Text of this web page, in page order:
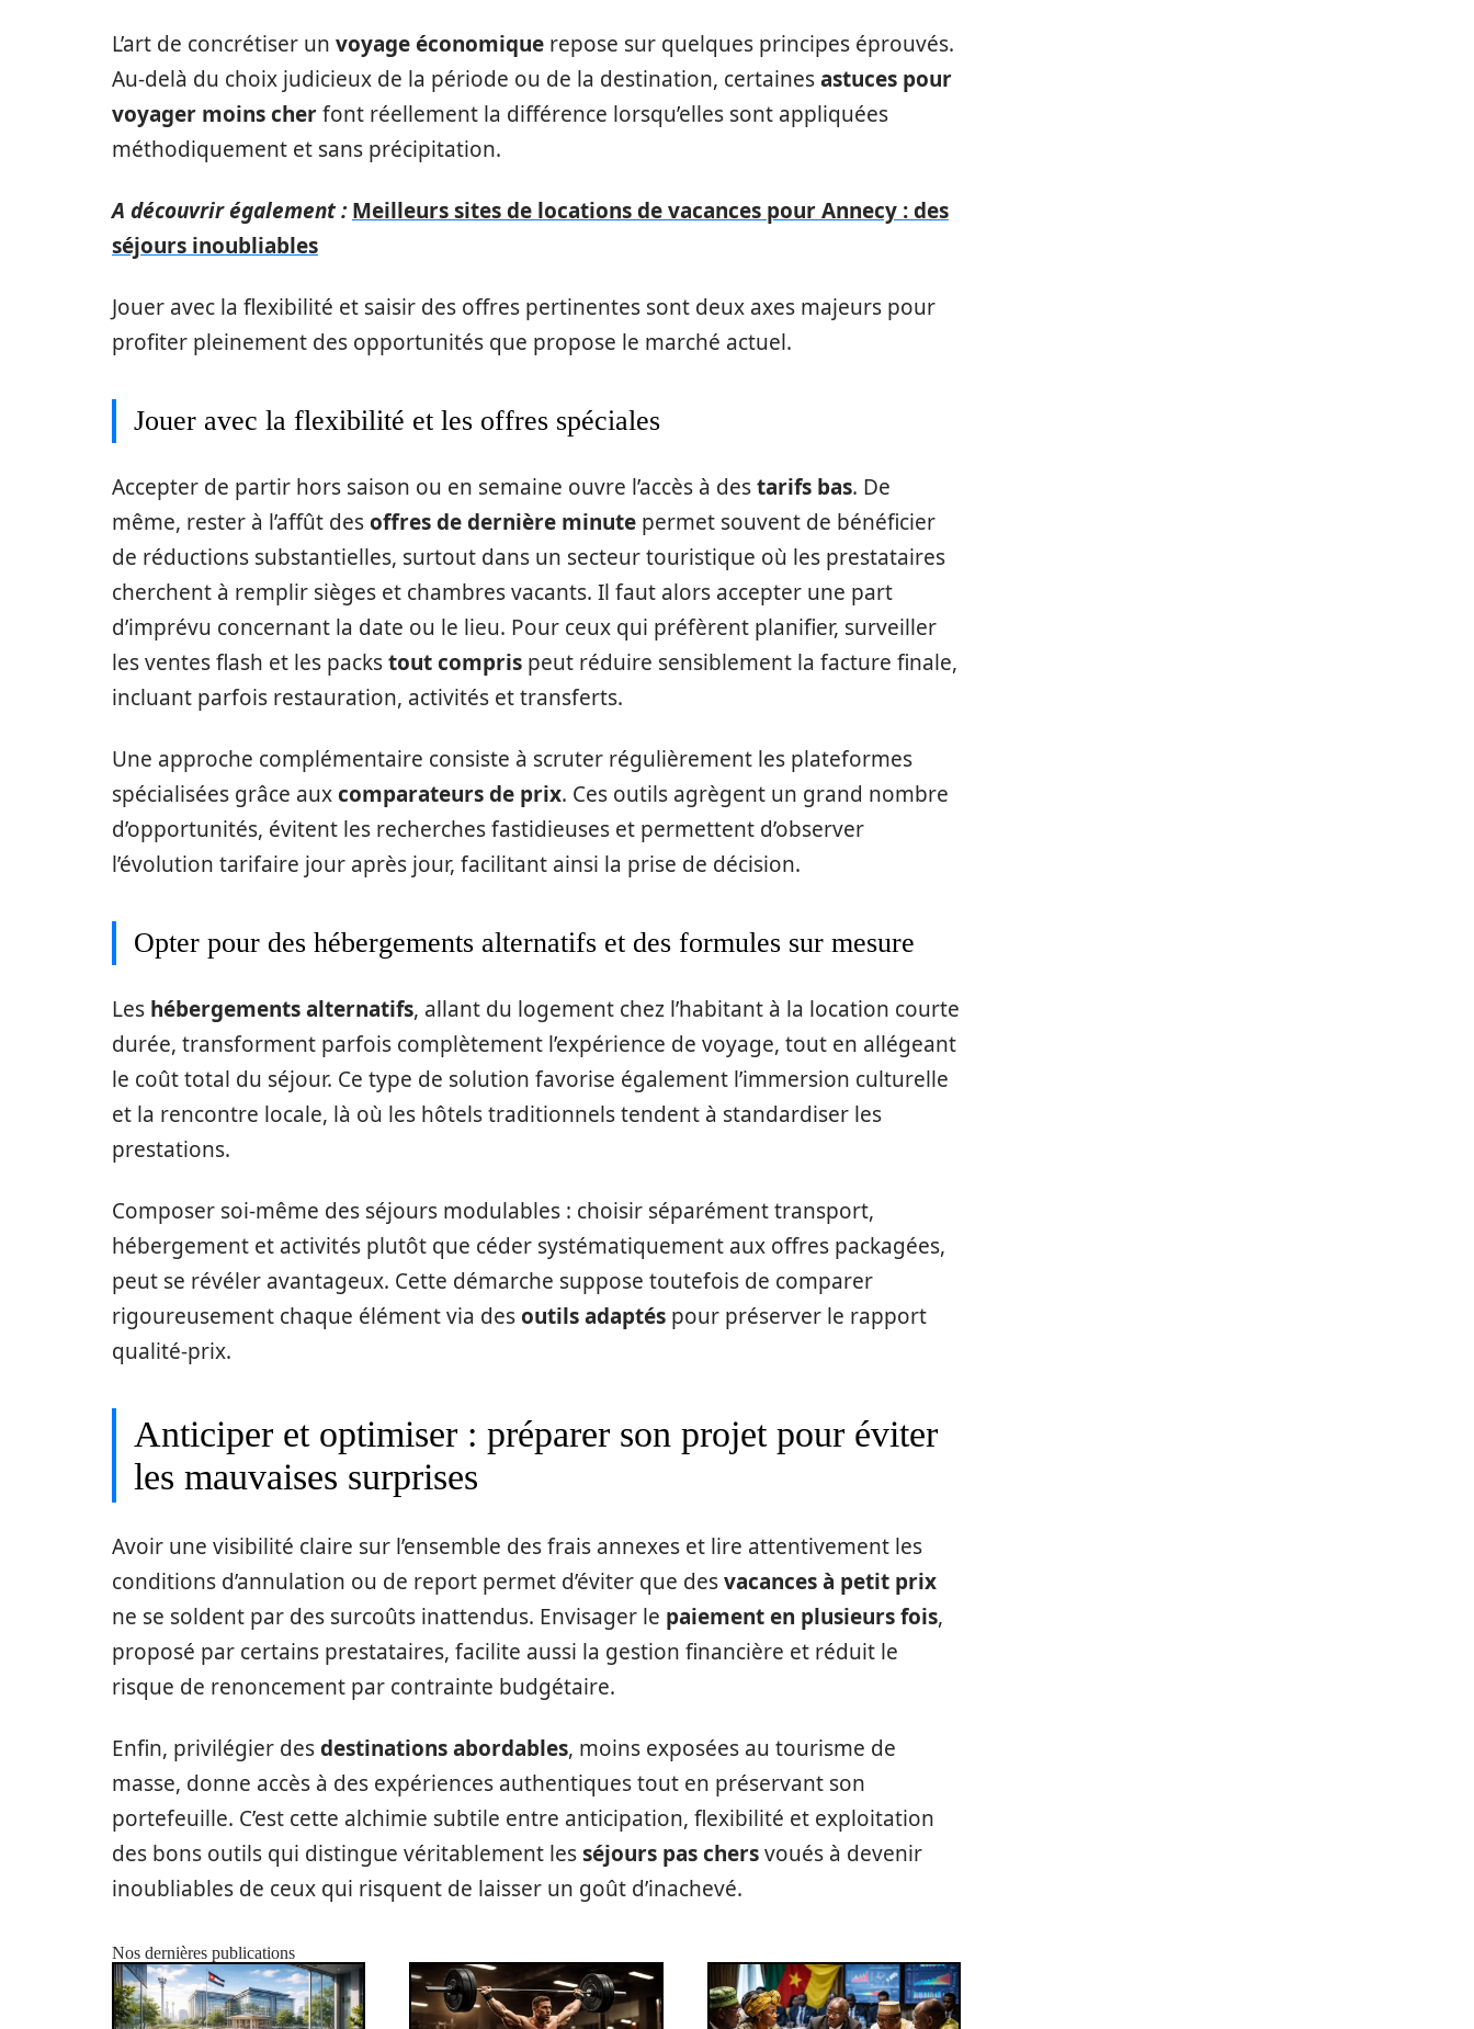
L’art de concrétiser un voyage économique repose sur quelques principes éprouvés.
Au-delà du choix judicieux de la période ou de la destination, certainesastuces pour
voyager moins cherfont réellement la différence lorsqu’elles sont appliquées
méthodiquement et sans précipitation.
A découvrir également : Meilleurs sites de locations de vacances pour Annecy : des
séjours inoubliables
Jouer avec la flexibilité et saisir des offres pertinentes sont deux axes majeurs pour
profiter pleinement des opportunités que propose le marché actuel.
Jouer avec la flexibilité et les offres spéciales
Accepter de partir hors saison ou en semaine ouvre l’accès à destarifs bas. De
même, rester à l’affût desoffres de dernière minute permet souvent de bénéficier
de réductions substantielles, surtout dans un secteur touristique où les prestataires
cherchent à remplir sièges et chambres vacants. Il faut alors accepter une part
d’imprévu concernant la date ou le lieu. Pour ceux qui préfèrent planifier, surveiller
les ventes flash et les packstout compris peut réduire sensiblement la facture finale,
incluant parfois restauration, activités et transferts.
Une approche complémentaire consiste à scruter régulièrement les plateformes
spécialisées grâce auxcomparateurs de prix. Ces outils agrègent un grand nombre
d’opportunités, évitent les recherches fastidieuses et permettent d’observer
l’évolution tarifaire jour après jour, facilitant ainsi la prise de décision.
Opter pour des hébergements alternatifs et des formules sur mesure
Les hébergements alternatifs, allant du logement chez l’habitant à la location courte
durée, transforment parfois complètement l’expérience de voyage, tout en allégeant
le coût total du séjour. Ce type de solution favorise également l’immersion culturelle
et la rencontre locale, là où les hôtels traditionnels tendent à standardiser les
prestations.
Composer soi-même des séjours modulables : choisir séparément transport,
hébergement et activités plutôt que céder systématiquement aux offres packagées,
peut se révéler avantageux. Cette démarche suppose toutefois de comparer
rigoureusement chaque élément via desoutils adaptés pour préserver le rapport
qualité-prix.
Anticiper et optimiser : préparer son projet pour éviter
les mauvaises surprises
Avoir une visibilité claire sur l’ensemble des frais annexes et lire attentivement les
conditions d’annulation ou de report permet d’éviter que desvacances à petit prix
ne se soldent par des surcoûts inattendus. Envisager le paiement en plusieurs fois,
proposé par certains prestataires, facilite aussi la gestion financière et réduit le
risque de renoncement par contrainte budgétaire.
Enfin, privilégier desdestinations abordables, moins exposées au tourisme de
masse, donne accès à des expériences authentiques tout en préservant son
portefeuille. C’est cette alchimie subtile entre anticipation, flexibilité et exploitation
des bons outils qui distingue véritablement lesséjours pas chersvoués à devenir
inoubliables de ceux qui risquent de laisser un goût d’inachevé.
Nos dernières publications